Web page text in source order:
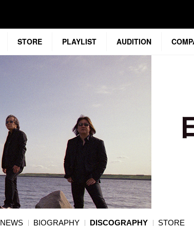
STORE PLAYLIST AUDITION
NEWS BIOGRAPHY DISCOGRAPHY STORE